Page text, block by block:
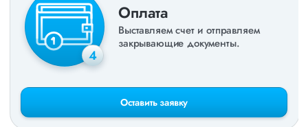
4
Оплата
Выставляем счет и отправляем
закрывающие документы.
Оставить заявку